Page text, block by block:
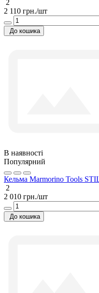
2
2 110 грн./шт
До кошика
В наявності
Популярний
Кельма Marmorino Tools
2
2 010 грн./шт
До кошика